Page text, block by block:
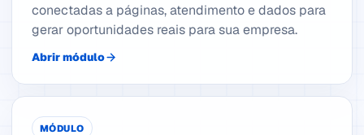
conectadas a páginas, atendimento e dados para
gerar oportunidades reais para sua empresa.
Abrir módulo
MÓDULO